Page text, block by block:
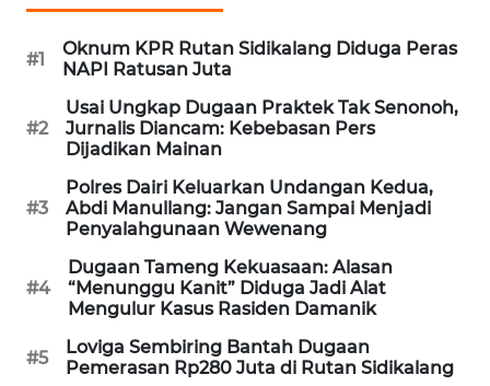
#1
Oknum KPR Rutan Sidikalang Diduga Peras
NAPI Ratusan Juta
#2
Usai Ungkap Dugaan Praktek Tak Senonoh,
Jurnalis Diancam: Kebebasan Pers
Dijadikan Mainan
#3
Polres Dairi Keluarkan Undangan Kedua,
Abdi Manullang: Jangan Sampai Menjadi
Penyalahgunaan Wewenang
#4
Dugaan Tameng Kekuasaan: Alasan
“Menunggu Kanit” Diduga Jadi Alat
Mengulur Kasus Rasiden Damanik
#5
Loviga Sembiring Bantah Dugaan
Pemerasan Rp280 Juta di Rutan Sidikalang
TAMBANG
SITUNGIR
SIDIKALANG
NEWS